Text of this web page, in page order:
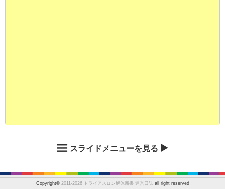
スライドメニューを見る
Copyright© 2011-2026 トライアスロン解体新書 運営日誌 all right reserved